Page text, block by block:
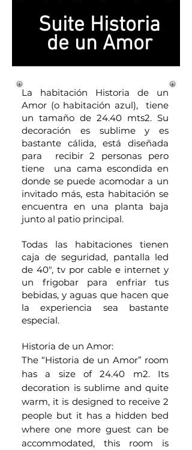
Suite Historia
de un Amor
La habitación Historia de un
Amor (o habitación azul), tiene
un tamaño de 24.40 mts2. Su
decoración es sublime y es
bastante cálida, está diseñada
para recibir 2 personas pero
tiene una cama escondida en
donde se puede acomodar a un
invitado más, esta habitación se
encuentra en una planta baja
junto al patio principal.
Todas las habitaciones tienen
caja de seguridad, pantalla led
de 40", tv por cable e internet y
un frigobar para enfriar tus
bebidas, y aguas que hacen que
la experiencia sea bastante
especial.
Historia de un Amor:
The “Historia de un Amor” room
has a size of 24.40 m2. Its
decoration is sublime and quite
warm, it is designed to receive 2
people but it has a hidden bed
where one more guest can be
accommodated, this room is